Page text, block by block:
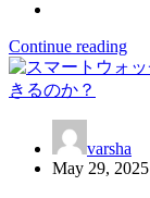
Continue reading
varsha
May 29, 2025